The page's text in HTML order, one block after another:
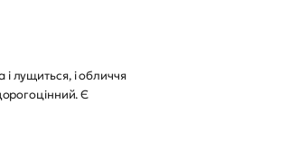
лущиться, і обличчя
Є